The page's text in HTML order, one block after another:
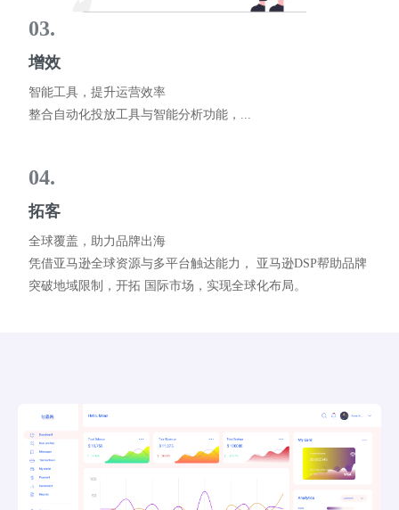
03.
增效
智能工具，提升运营效率
整合自动化投放工具与智能分析功能，...
04.
拓客
全球覆盖，助力品牌出海
凭借亚马逊全球资源与多平台触达能力， 亚马逊DSP帮助品牌
突破地域限制，开拓 国际市场，实现全球化布局。